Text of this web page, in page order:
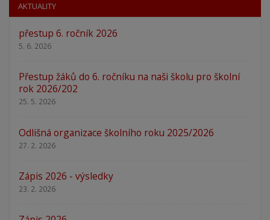
AKTUALITY
přestup 6. ročník 2026
5. 6. 2026
Přestup žáků do 6. ročníku na naši školu pro školní
rok 2026/202
25. 5. 2026
Odlišná organizace školního roku 2025/2026
27. 2. 2026
Zápis 2026 - výsledky
23. 2. 2026